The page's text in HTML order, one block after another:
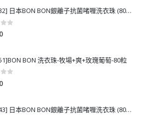
[J206232] 日本BON BON銀離子抗菌啫喱洗衣珠 (80粒)
BON 洗衣珠-牧場+爽+玫瑰葡萄-80粒
[J111043] 日本BON BON銀離子抗菌啫喱洗衣珠 (80粒)